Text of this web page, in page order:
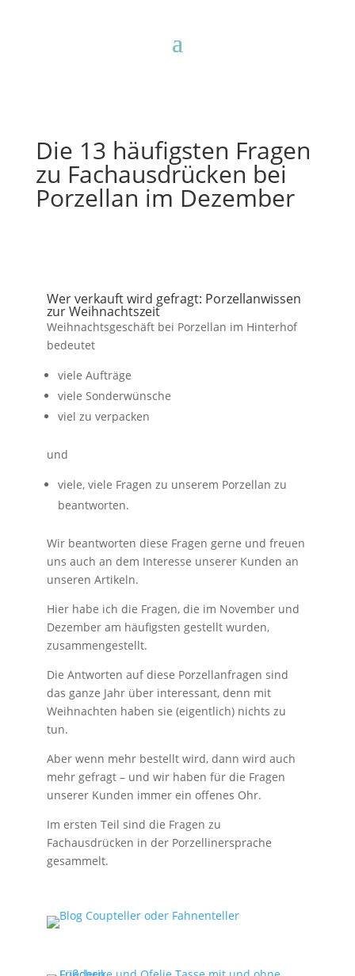
Die 13 häufigsten Fragen
zu Fachausdrücken bei
Porzellan im Dezember
Wer verkauft wird gefragt: Porzellanwissen
zur Weihnachtszeit
Weihnachtsgeschäft bei Porzellan im Hinterhof
bedeutet
viele Aufträge
viele Sonderwünsche
viel zu verpacken
und
viele, viele Fragen zu unserem Porzellan zu
beantworten.
Wir beantworten diese Fragen gerne und freuen
uns auch an dem Interesse unserer Kunden an
unseren Artikeln.
Hier habe ich die Fragen, die im November und
Dezember am häufigsten gestellt wurden,
zusammengestellt.
Die Antworten auf diese Porzellanfragen sind
das ganze Jahr über interessant, denn mit
Weihnachten haben sie (eigentlich) nichts zu
tun.
Aber wenn mehr bestellt wird, dann wird auch
mehr gefragt – und wir haben für die Fragen
unserer Kunden immer ein offenes Ohr.
Im ersten Teil sind die Fragen zu
Fachausdrücken in der Porzellinersprache
gesammelt.